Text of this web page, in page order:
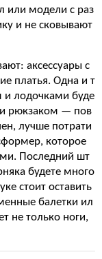
или модели с раз
и не сковывают
аксессуары с
платья. Одна и т
и лодочками буде
и рюкзаком — пов
лучше потрати
которое
Последний шт
будете много
стоит оставить
балетки ил
не только ноги,